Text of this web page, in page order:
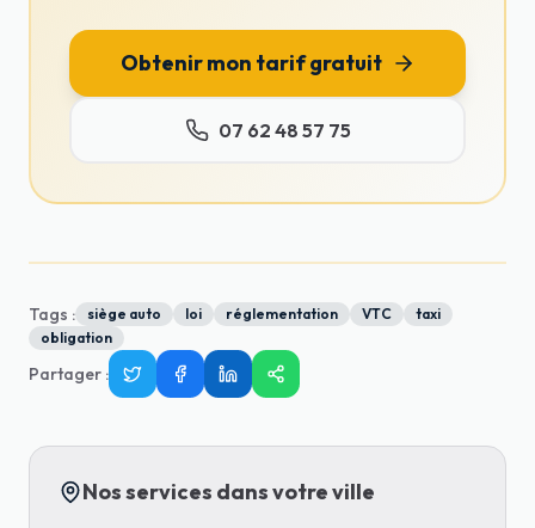
Obtenir mon tarif gratuit
07 62 48 57 75
Tags : siège auto loi réglementation VTC
taxi
obligation
Partager :
Nos services dans votre ville